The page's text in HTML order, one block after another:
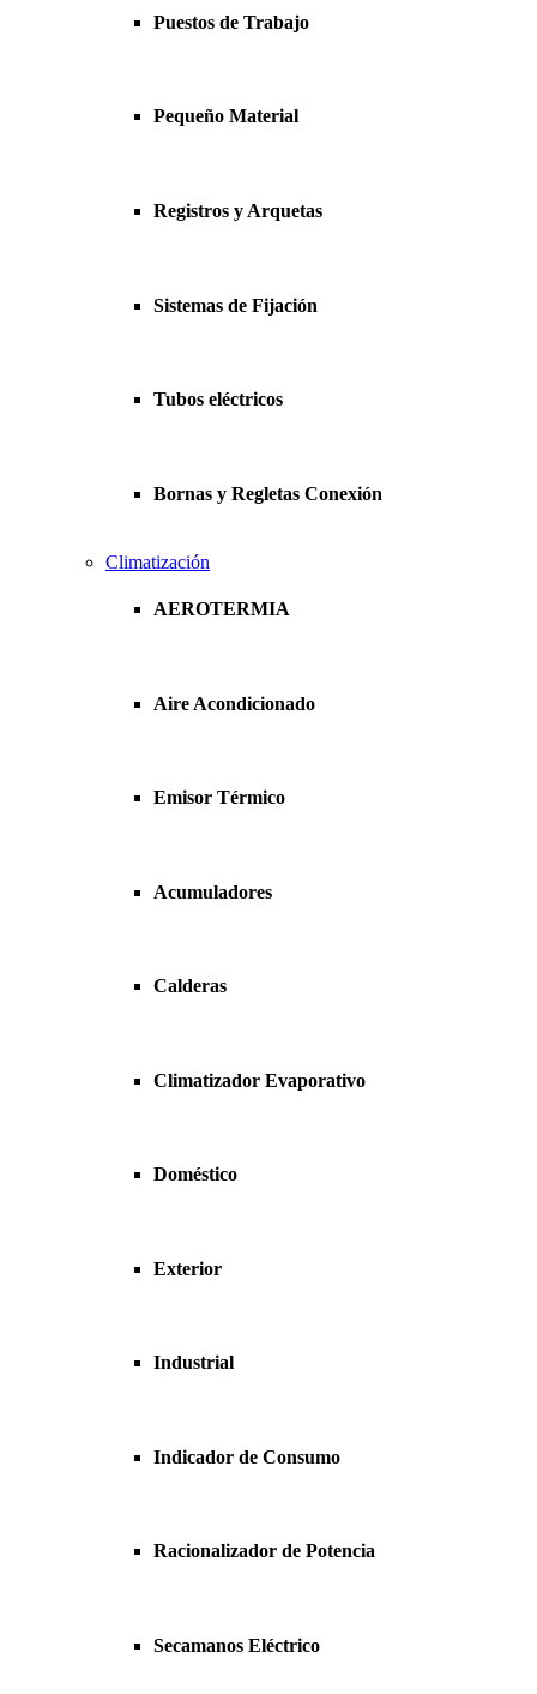
Puestos de Trabajo
Pequeño Material
Registros y Arquetas
Sistemas de Fijación
Tubos eléctricos
Bornas y Regletas Conexión
Climatización
AEROTERMIA
Aire Acondicionado
Emisor Térmico
Acumuladores
Calderas
Climatizador Evaporativo
Doméstico
Exterior
Industrial
Indicador de Consumo
Racionalizador de Potencia
Secamanos Eléctrico